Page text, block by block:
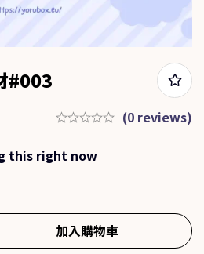
#003
(0 reviews)
this right now
加入購物車